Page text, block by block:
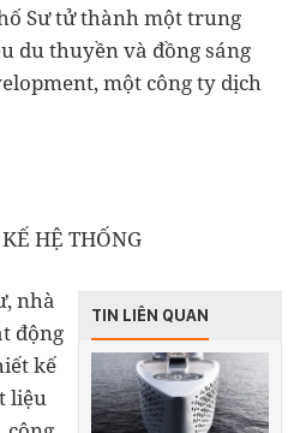
Sư tử thành một trung
du thuyền và đồng sáng
một công ty dịch
HỆ THỐNG
TIN LIÊN QUAN
nhà
động
kế
liệu